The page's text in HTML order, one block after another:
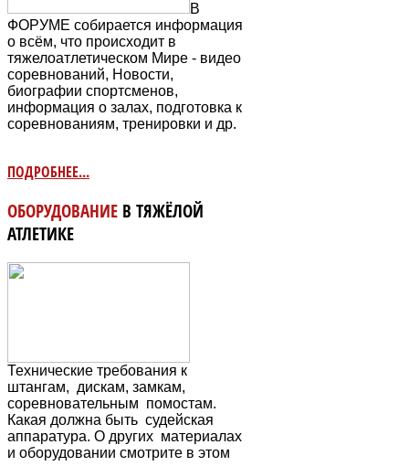
В
ФОРУМЕ собирается информация
о всём, что происходит в
тяжелоатлетическом Мире - видео
соревнований, Новости,
биографии спортсменов,
информация о залах, подготовка к
соревнованиям, тренировки и др.
ПОДРОБНЕЕ...
ОБОРУДОВАНИЕ В ТЯЖЁЛОЙ
АТЛЕТИКЕ
Технические требования к
штангам, дискам, замкам,
соревновательным помостам.
Какая должна быть судейская
аппаратура. О других материалах
и оборудовании смотрите в этом